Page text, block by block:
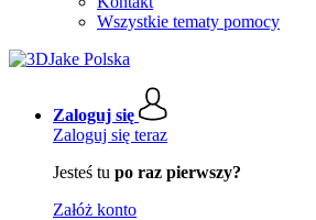
Wszystkie tematy pomocy
Zaloguj się
Zaloguj się teraz
Jesteś tu po raz pierwszy?
Załóż konto